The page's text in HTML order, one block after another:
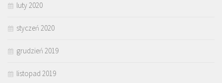
luty 2020
styczeń 2020
grudzień 2019
listopad 2019